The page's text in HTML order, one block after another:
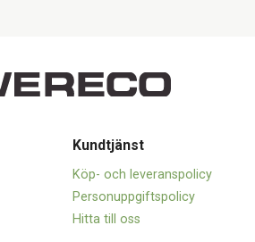
Kundtjänst
Köp- och leveranspolicy
Personuppgiftspolicy
Hitta till oss